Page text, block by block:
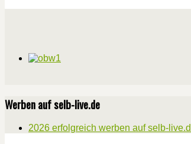
Werben auf selb-live.de
2026 erfolgreich werben auf selb-